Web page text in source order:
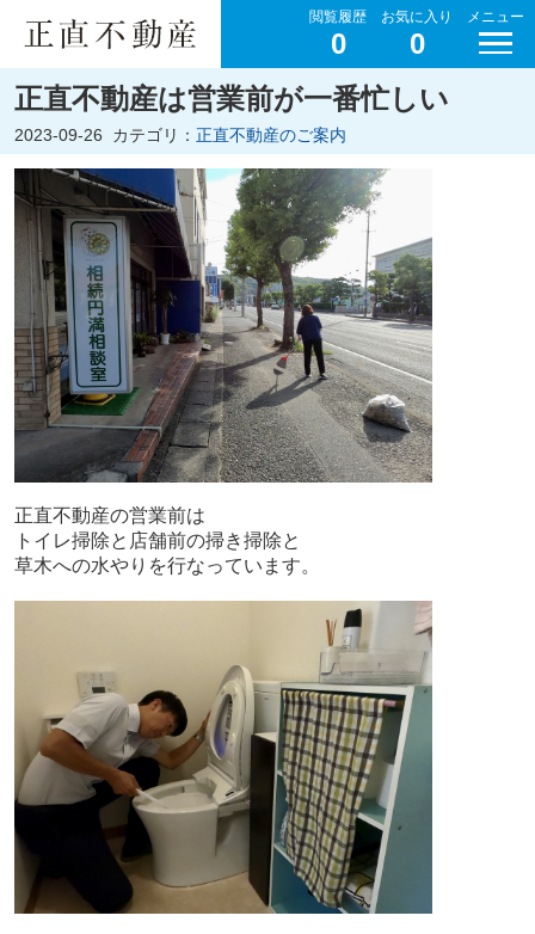
閲覧履歴
0
お気に入り
0
メニュー
正直不動産は営業前が一番忙しい
2023-09-26 カテゴリ： 正直不動産のご案内
正直不動産の営業前は
トイレ掃除と店舗前の掃き掃除と
草木への水やりを行なっています。